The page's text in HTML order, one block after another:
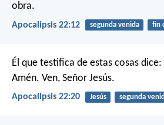
obra.
Apocalipsis 22:12 segunda venida fin
Él que testifica de estas cosas
Amén. Ven, Señor Jesús.
Apocalipsis 22:20 Jesús segunda